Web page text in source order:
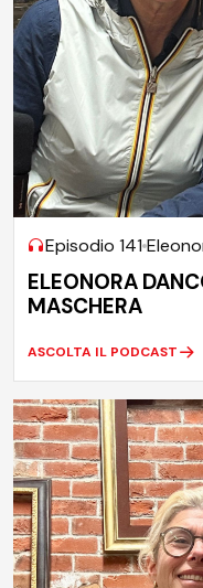
Episodio 141
ELEONORA
MASCHERA
ASCOLTA IL PODCAST